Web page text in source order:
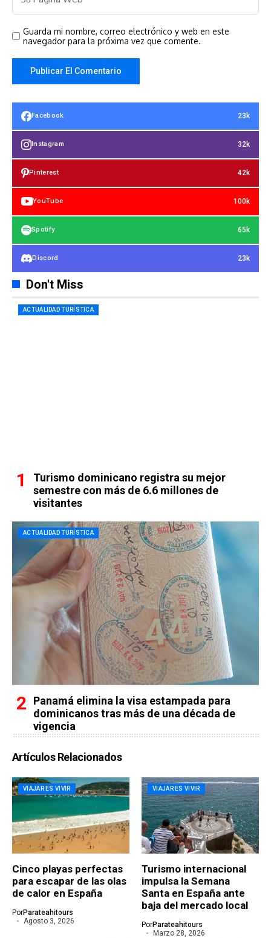
Guarda mi nombre, correo electrónico y web en este
navegador para la próxima vez que comente.
Facebook 23k
Instagram 32k
Pinterest 42k
YouTube 100k
Spotify 65k
Discord 23k
Don't Miss
ACTUALIDAD TURÍSTICA
Turismo dominicano registra su mejor
semestre con más de 6.6 millones de
visitantes
ACTUALIDAD TURÍSTICA
Panamá elimina la visa estampada para
dominicanos tras más de una década de
vigencia
Artículos Relacionados
VIAJAR ES VIVIR
Cinco playas perfectas
para escapar de las olas
de calor en España
PorParateahitours
Agosto 3, 2026
VIAJAR ES VIVIR
Turismo internacional
impulsa la Semana
Santa en España ante
baja del mercado local
PorParateahitours
Marzo 28, 2026